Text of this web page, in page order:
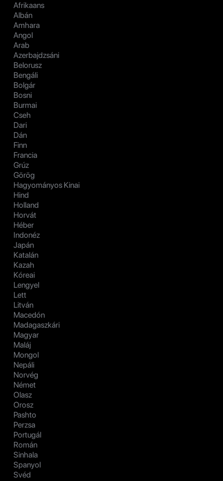
Afrikaans
Albán
Amhara
Angol
Arab
Azerbajdzsáni
Belorusz
Bengáli
Bolgár
Bosni
Burmai
Cseh
Dari
Dán
Finn
Francia
Grúz
Görög
Hagyományos Kinai
Hind
Holland
Horvát
Héber
Indonéz
Japán
Katalán
Kazah
Kóreai
Lengyel
Lett
Litván
Macedón
Madagaszkári
Magyar
Maláj
Mongol
Nepáli
Norvég
Német
Olasz
Orosz
Pashto
Perzsa
Portugál
Román
Sinhala
Spanyol
Svéd